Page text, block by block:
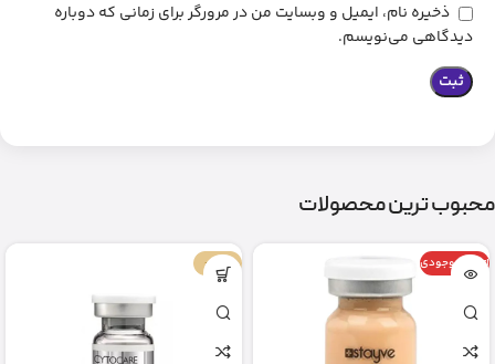
ذخیره نام، ایمیل و وبسایت من در مرورگر برای زمانی که دوباره
دیدگاهی می‌نویسم.
محبوب ترین محصولات
اتمام موجودی -67%